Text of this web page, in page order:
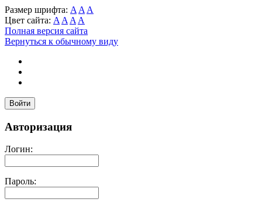
Размер шрифта: A A A
Цвет сайта: A A A A
Полная версия сайта
Вернуться к обычному виду
Войти
Авторизация
Логин:
Пароль: